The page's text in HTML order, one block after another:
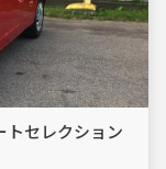
トセレクション